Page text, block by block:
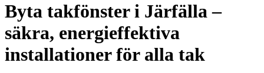
Byta takfönster i Järfälla –
säkra, energieffektiva
installationer för alla tak